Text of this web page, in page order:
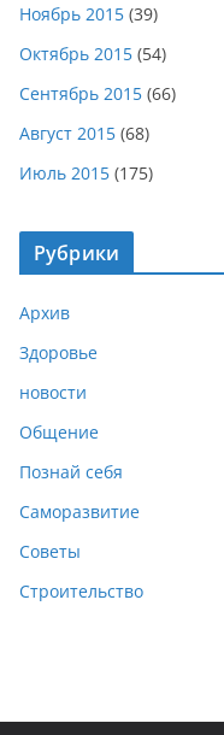
Ноябрь 2015 (39)
Октябрь 2015 (54)
Сентябрь 2015 (66)
Август 2015 (68)
Июль 2015 (175)
Рубрики
Архив
Здоровье
новости
Общение
Познай себя
Саморазвитие
Советы
Строительство